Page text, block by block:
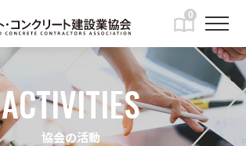
0
ACTIVITIES
協会の活動